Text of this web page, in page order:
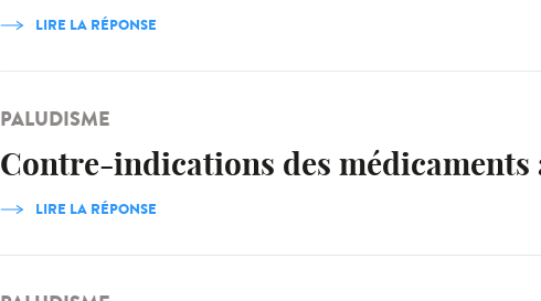
LIRE LA RÉPONSE
PALUDISME
Contre-indications des
LIRE LA RÉPONSE